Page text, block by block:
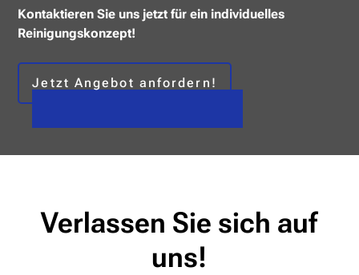
Kontaktieren Sie uns jetzt für ein individuelles
Reinigungskonzept!
Jetzt Angebot anfordern!
Verlassen Sie sich auf
uns!